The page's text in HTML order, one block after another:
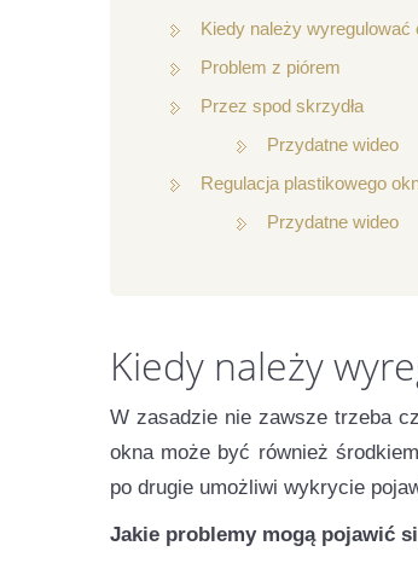
Kiedy należy wyregulować
Problem z piórem
Przez spod skrzydła
Przydatne wideo
Regulacja plastikowego
Przydatne wideo
Kiedy należy
W zasadzie nie zawsze trzeba
okna może być również
po drugie umożliwi wykrycie
Jakie problemy mogą pojawić